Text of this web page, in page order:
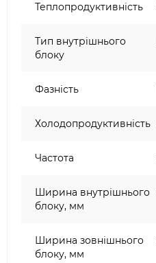
Теплопродуктивність
Тип внутрішнього
блоку
Фазність
Холодопродуктивність
Частота
Ширина внутрішнього
блоку, мм
Ширина зовнішнього
блоку, мм